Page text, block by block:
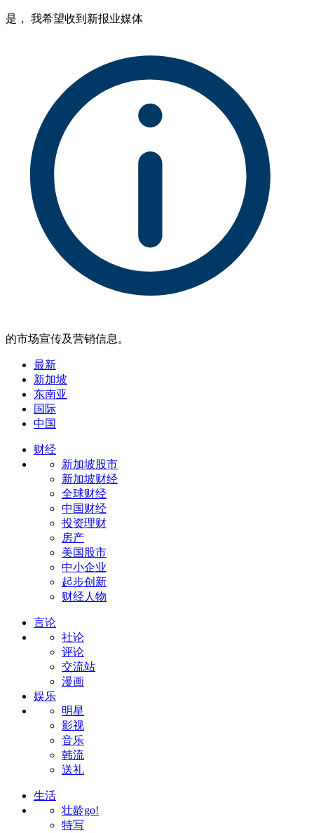
是， 我希望收到新报业媒体
的市场宣传及营销信息。
最新
新加坡
东南亚
国际
中国
财经
新加坡股市
新加坡财经
全球财经
中国财经
投资理财
房产
美国股市
中小企业
起步创新
财经人物
言论
社论
评论
交流站
漫画
娱乐
明星
影视
音乐
韩流
送礼
生活
壮龄go!
特写